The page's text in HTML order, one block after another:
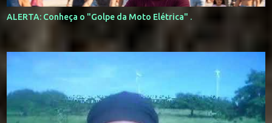
ALERTA: Conheça o "Golpe da Moto Elétrica" .